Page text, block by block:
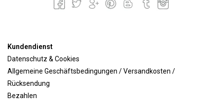
Kundendienst
Datenschutz & Cookies
Allgemeine Geschäftsbedingungen / Versandkosten /
Rücksendung
Bezahlen